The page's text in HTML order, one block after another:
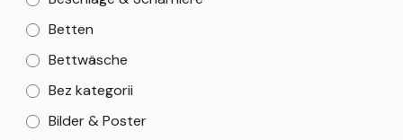
Betten
Bettwäsche
Bez kategorii
Bilder & Poster